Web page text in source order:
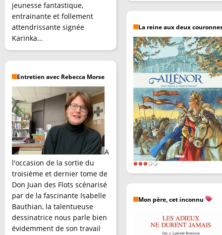
jeunesse fantastique,
entrainante et follement
attendrissante signée
Karinka...
Entretien avec Rebecca Morse
A
l'occasion de la sortie du
troisième et dernier tome de
Don Juan des Flots scénarisé
par de la fascinante Isabelle
Bauthian, la talentueuse
dessinatrice nous parle bien
évidemment de son travail
La reine aux deux
Mon père, cet inconnu